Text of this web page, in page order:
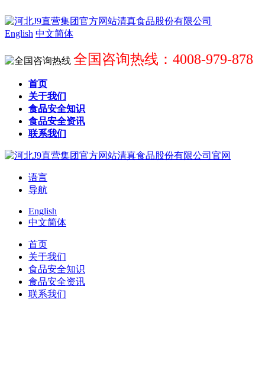
English 中文简体
全国咨询热线：4008-979-878
首页
关于我们
食品安全知识
食品安全资讯
联系我们
语言
导航
English
中文简体
首页
关于我们
食品安全知识
食品安全资讯
联系我们